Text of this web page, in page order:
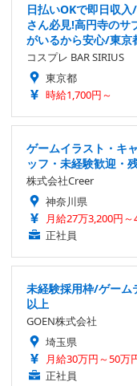
日払いOKで即日収
さん必見!高円寺のサ
がいるから安心/東京
コスプレ BAR SIRIUS
東京都
時給1,700円～
ゲームイラスト・キ
ッフ・未経験歓迎・
株式会社Creer
神奈川県
月給27万3,200円～
正社員
未経験採用枠/ゲー
以上
GOEN株式会社
埼玉県
月給30万円～50万
正社員